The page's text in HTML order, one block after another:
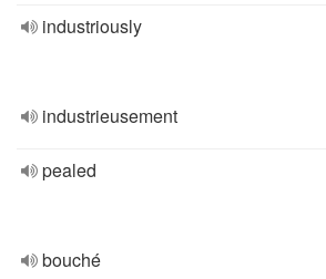
industriously
industrieusement
pealed
bouché